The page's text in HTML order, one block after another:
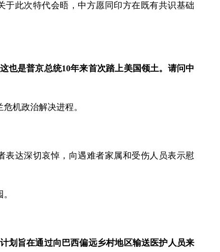
此次特代会晤，中方愿同印方在既有共识基础
也是普京总统10年来首次踏上美国领土。请问中
机政治解决进程。
达深切哀悼，向遇难者家属和受伤人员表示慰
划旨在通过向巴西偏远乡村地区输送医护人员来